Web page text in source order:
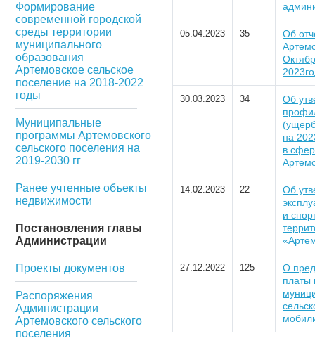
Формирование
современной городской
среды территории
муниципального
образования
Артемовское сельское
поселение на 2018-2022
годы
Муниципальные
программы Артемовского
сельского поселения на
2019-2030 гг
Ранее учтенные объекты
недвижимости
Постановления главы
Администрации
Проекты документов
Распоряжения
Администрации
Артемовского сельского
поселения
05.04.2023 35
Об
30.03.2023 34
Об
на
в
14.02.2023 22
Об
и
27.12.2022 125
О
платы